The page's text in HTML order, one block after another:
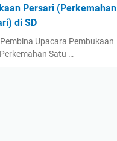
Persari (Perkemahan
di SD
Upacara Pembukaan
Satu …